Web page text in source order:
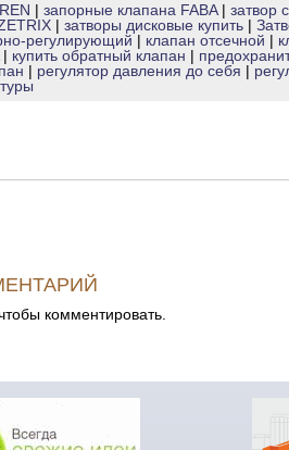
| запорные клапана FABA| затвор
| затворы дисковые купить |
регулирующий | клапан отсечной |
| купить обратный клапан |
| регулятор давления до себя |
комментировать.